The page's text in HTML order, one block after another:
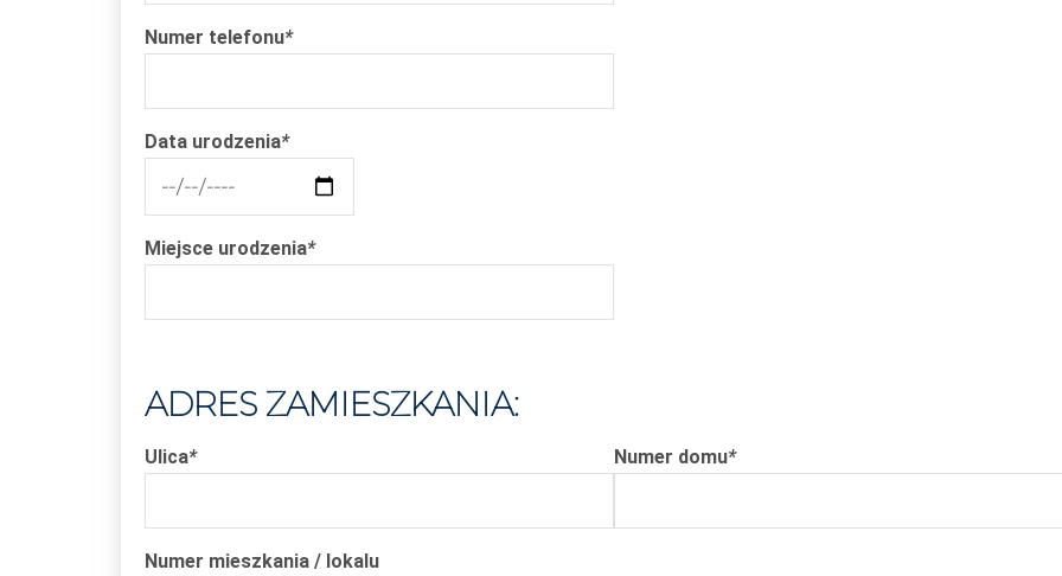
Numer telefonu*
Data urodzenia*
Miejsce urodzenia*
ADRES ZAMIESZKANIA:
Ulica* Numer domu*
Numer mieszkania / lokalu